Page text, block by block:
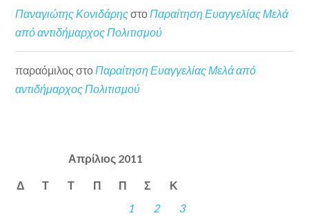
Παναγιώτης ΚονιδάρηςστοΠαραίτηση Ευαγγελίας Μελά
από αντιδήμαρχος Πολιτισμού
παραόμιλος στοΠαραίτηση Ευαγγελίας Μελά από
αντιδήμαρχος Πολιτισμού
Απρίλιος 2011
Δ Τ Τ Π Π Σ Κ
1 2
3